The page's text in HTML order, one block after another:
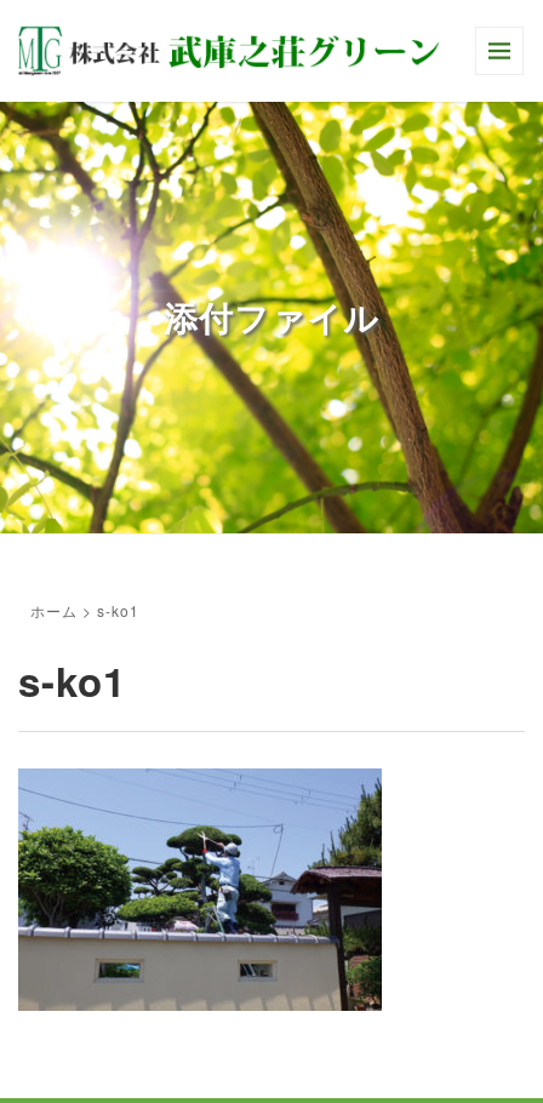
添付ファイル
ホーム > s-ko1
s-ko1